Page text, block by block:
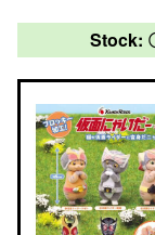
Stock: